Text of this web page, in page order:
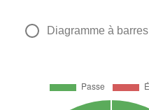
Diagramme à barres